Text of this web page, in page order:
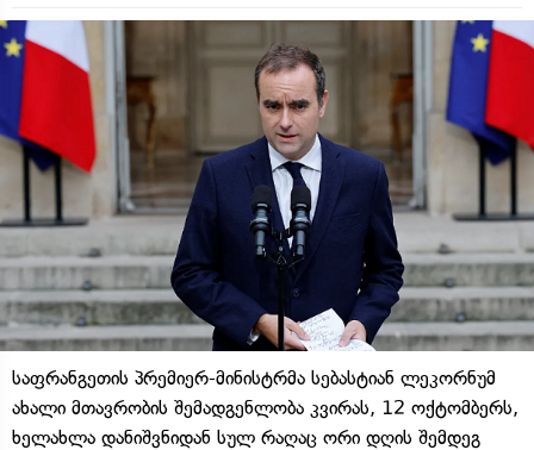
საფრანგეთის პრემიერ-მინისტრმა სებასტიან ლეკორნუმ
ახალი მთავრობის შემადგენლობა კვირას, 12 ოქტომბერს,
ხელახლა დანიშვნიდან სულ რაღაც ორი დღის შემდეგ